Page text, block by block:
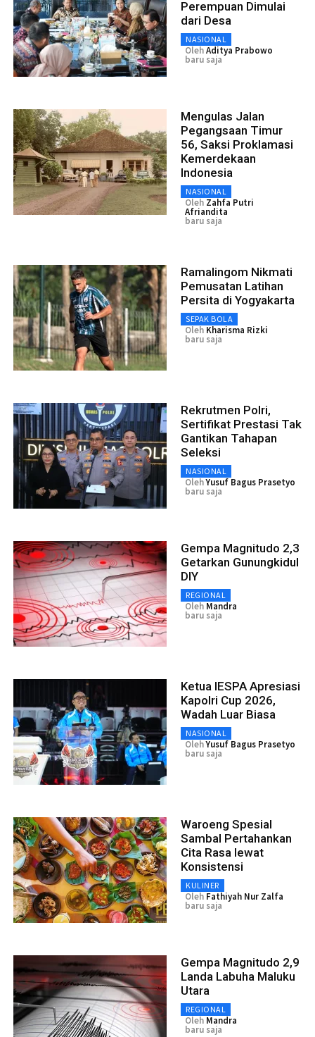
Perempuan Dimulai
dari Desa
NASIONAL
OlehAditya Prabowo
baru saja
Mengulas Jalan
Pegangsaan Timur
56, Saksi Proklamasi
Kemerdekaan
Indonesia
NASIONAL
Oleh Zahfa Putri
Afriandita
baru saja
Ramalingom Nikmati
Pemusatan Latihan
Persita di Yogyakarta
SEPAK BOLA
Oleh Kharisma Rizki
baru saja
Rekrutmen Polri,
Sertifikat Prestasi Tak
Gantikan Tahapan
Seleksi
NASIONAL
OlehYusuf Bagus Prasetyo
baru saja
Gempa Magnitudo 2,3
Getarkan Gunungkidul
DIY
REGIONAL
Oleh Mandra
baru saja
Ketua IESPA Apresiasi
Kapolri Cup 2026,
Wadah Luar Biasa
NASIONAL
OlehYusuf Bagus Prasetyo
baru saja
Waroeng Spesial
Sambal Pertahankan
Cita Rasa lewat
Konsistensi
KULINER
Oleh Fathiyah Nur Zalfa
baru saja
Gempa Magnitudo 2,9
Landa Labuha Maluku
Utara
REGIONAL
Oleh Mandra
baru saja